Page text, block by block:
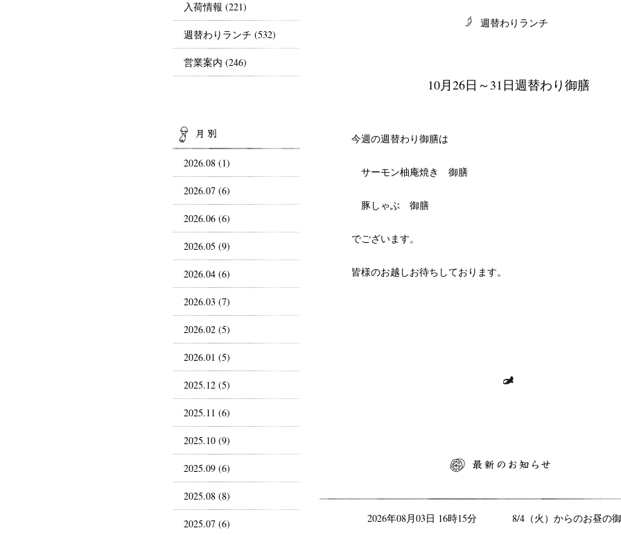
10月26日～31日週替わり御膳
今週の週替わり御膳は
サーモン柚庵焼き 御膳
豚しゃぶ 御膳
でございます。
皆様のお越しお待ちしております。
週替わりランチ
8/4（火）からのお昼の
2026年08月03日 16時15分
入荷情報 (221)
週替わりランチ (532)
営業案内 (246)
2026.08 (1)
2026.07 (6)
2026.06 (6)
2026.05 (9)
2026.04 (6)
2026.03 (7)
2026.02 (5)
2026.01 (5)
2025.12 (5)
2025.11 (6)
2025.10 (9)
2025.09 (6)
2025.08 (8)
2025.07 (6)